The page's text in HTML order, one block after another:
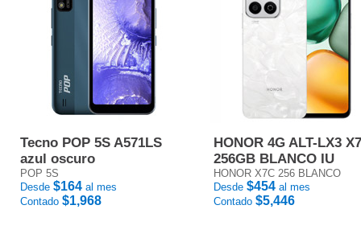
Tecno POP 5S A571LS
azul oscuro
POP 5S
Desde $164 al mes
Contado $1,968
HONOR 4G ALT-LX3
256GB BLANCO IU
HONOR X7C 256 BLANCO
Desde $454 al mes
Contado $5,446